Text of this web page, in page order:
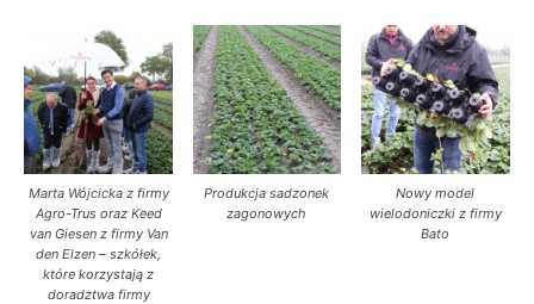
Marta Wójcicka z firmy
Agro-Trus oraz Keed
van Giesen z firmy Van
den Elzen – szkółek,
które korzystają z
doradztwa firmy
Produkcja sadzonek
zagonowych
Nowy model
wielodoniczki z firmy
Bato